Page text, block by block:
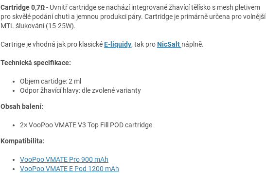
Cartridge 0,7Ω- Uvnitř cartridge se nachází integrované žhavící tělísko s mesh pletivem
pro skvělé podání chuti a jemnou produkci páry. Cartridge je primárně určena pro volnější
MTL šlukování (15-25W).
Cartrige je vhodná jak pro klasické E-liquidy, tak pro NicSalt náplně.
Technická specifikace:
Objem cartidge: 2 ml
Odpor žhavící hlavy: dle zvolené varianty
Obsah balení:
2× VooPoo VMATE V3 Top Fill POD cartridge
Kompatibilita:
VooPoo VMATE Pro 900 mAh
VooPoo VMATE E Pod 1200 mAh